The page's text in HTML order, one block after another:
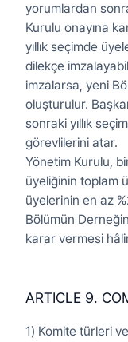
yorumlardan
Kurulu onayına
yıllık seçimde
dilekçe
imzalarsa, yeni
oluşturulur.
sonraki yıllık
görevlilerini atar.
Yönetim Kurulu,
üyeliğinin toplam
üyelerinin en az
Bölümün
karar vermesi
ARTICLE 9.
1) Komite türleri